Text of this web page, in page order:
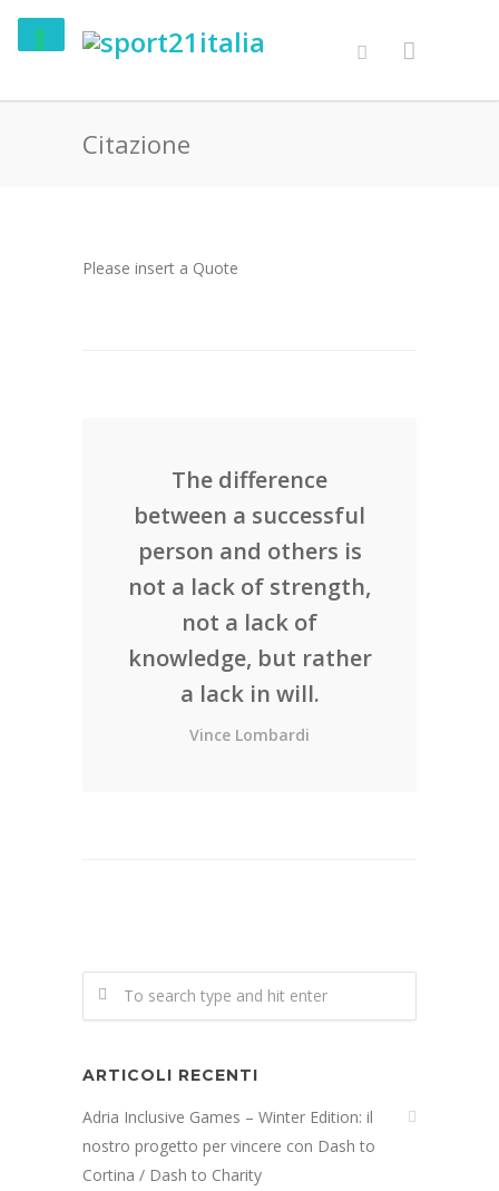
Citazione
Please insert a Quote
The difference
between a successful
person and others is
not a lack of strength,
not a lack of
knowledge, but rather
a lack in will.
Vince Lombardi
ARTICOLI RECENTI
Adria Inclusive Games – Winter Edition: il
nostro progetto per vincere con Dash to
Cortina / Dash to Charity